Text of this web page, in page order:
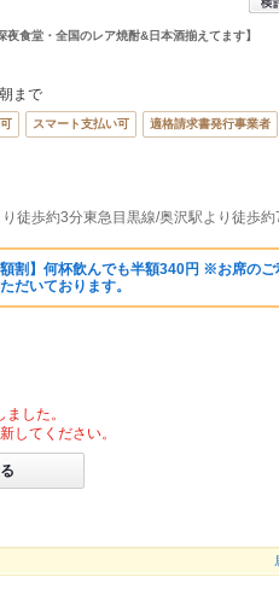
夜食堂・全国のレア焼酎&日本酒揃えてます】
まで
スマート支払い可 適格請求書発行事業者
額割】何杯飲んでも半額340円 ※お席の
だいております。
した。
してください。